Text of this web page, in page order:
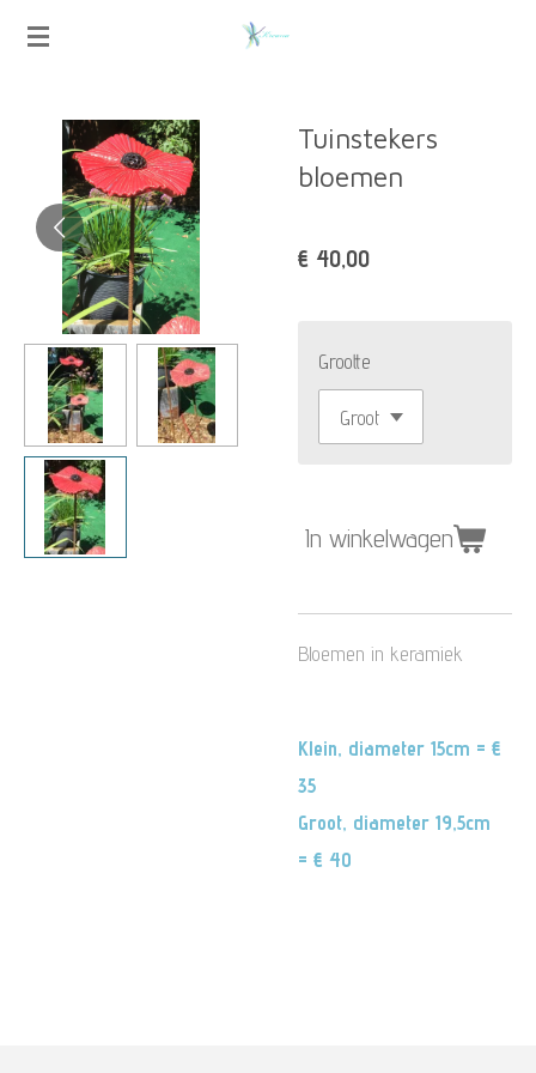
Ga
hoofdinhoud
Tuinstekers
bloemen
€ 40,00
Grootte
In winkelwagen
Bloemen in keramiek
Klein, diameter 15cm = €
35
Groot, diameter 19,5cm
= € 40